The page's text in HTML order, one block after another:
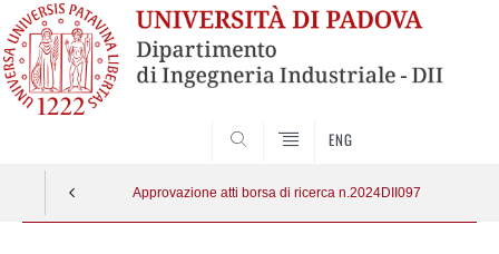
ENG
Approvazione atti borsa di ricerca n.2024DII097